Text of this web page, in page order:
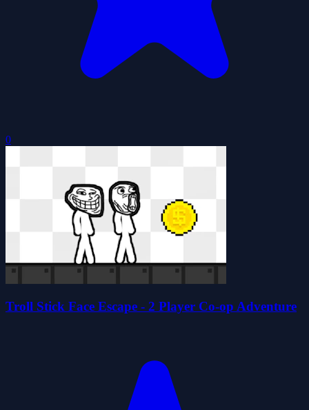
0
Troll Stick Face Escape - 2 Player Co-op Adventure